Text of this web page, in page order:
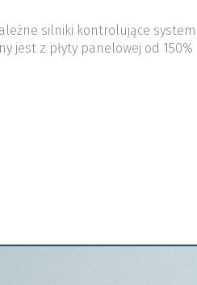
silniki kontrolujące system
jest z płyty panelowej od 150%